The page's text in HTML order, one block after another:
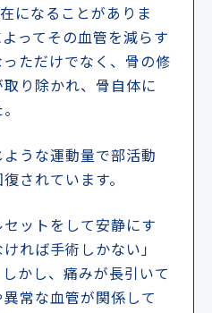
になることがありま
ってその血管を減らす
ただけでなく、骨の修
り除かれ、骨自体に
うな運動量で部活動
されています。
ットをして安静にす
れば手術しかない」
かし、痛みが長引いて
常な血管が関係して